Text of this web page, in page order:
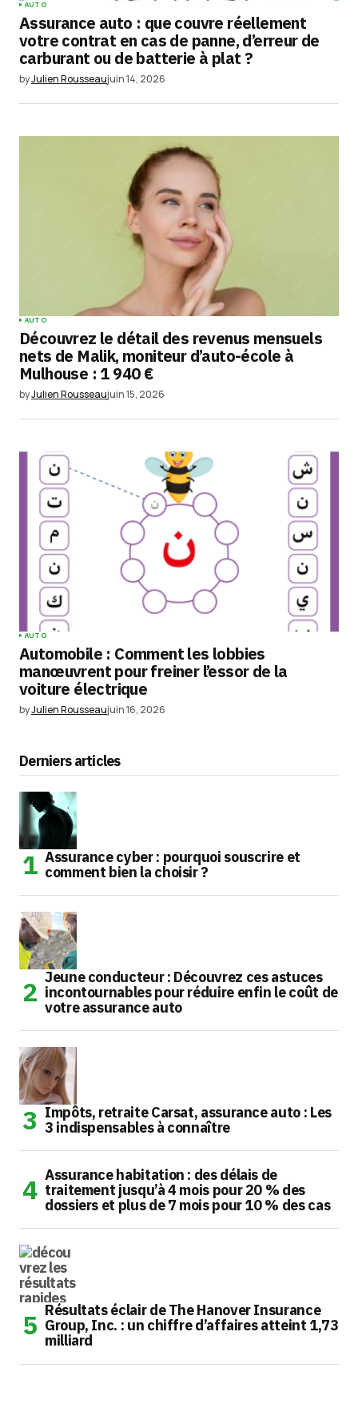
AUTO
Assurance auto : que couvre réellement
votre contrat en cas de panne, d’erreur de
carburant ou de batterie à plat ?
byJulien Rousseaujuin 14, 2026
AUTO
Découvrez le détail des revenus mensuels
nets de Malik, moniteur d’auto-école à
Mulhouse : 1 940 €
byJulien Rousseaujuin 15, 2026
AUTO
Automobile : Comment les lobbies
manœuvrent pour freiner l’essor de la
voiture électrique
byJulien Rousseaujuin 16, 2026
Derniers articles
Assurance cyber : pourquoi souscrire et
comment bien la choisir ?
Jeune conducteur : Découvrez ces astuces
incontournables pour réduire enfin le coût de
votre assurance auto
Impôts, retraite Carsat, assurance auto : Les
3 indispensables à connaître
Assurance habitation : des délais de
traitement jusqu’à 4 mois pour 20 % des
dossiers et plus de 7 mois pour 10 % des cas
Résultats éclair de The Hanover Insurance
Group, Inc. : un chiffre d’affaires atteint 1,73
milliard